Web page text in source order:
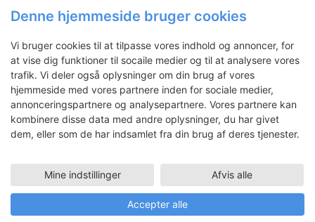
Instruktion , garnrester
Selv når bogstaverne ikke står tydeligt
frem, kan værkerne sagtens lave spil med
sproget. I sin serie af hæklede
forfatterportrætter har Anders fx arbejdet
råmateriale. På de hullede flader, der ved
første øjekast ligner hæklede
blondegardiner, træder konturerne af
sprogbevidste forfattere som Per Højholt,
Denne hjemmeside bruger cookies
Vi bruger cookies til at tilpasse vores indhold og annoncer, for
at vise dig funktioner til socaile medier og til at analysere vores
trafik. Vi deler også oplysninger om din brug af vores
hjemmeside med vores partnere inden for sociale medier,
annonceringspartnere og analysepartnere. Vores partnere kan
kombinere disse data med andre oplysninger, du har givet
dem, eller som de har indsamlet fra din brug af deres tjenester.
Mine indstillinger Afvis alle
Accepter alle